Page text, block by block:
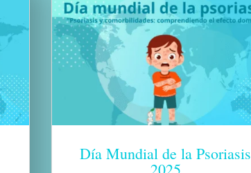
Día Mundial de la Psoriasis